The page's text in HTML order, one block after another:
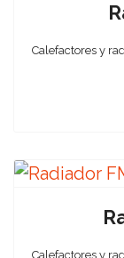
Calefactores y
Calefactores y